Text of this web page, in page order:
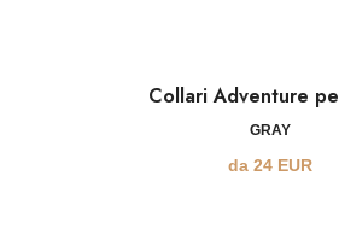
Collari Adventure
GRAY
da 24 EUR